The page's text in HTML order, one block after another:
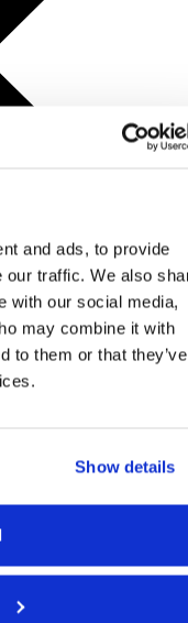
and ads, to provide
our traffic. We also
with our social media,
may combine it with
to them or that they’ve
Show details